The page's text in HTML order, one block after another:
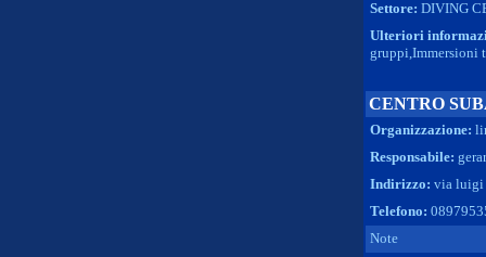
Settore: DIVING
Ulteriori
gruppi,Immersioni
CENTRO
Organizzazione:
Responsabile:
Indirizzo: via luigi
Telefono:
Note